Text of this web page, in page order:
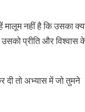
मालूम नहीं है कि उसका
उसको प्रीति और विश्वास
दी तो अभ्यास में जो तुमने